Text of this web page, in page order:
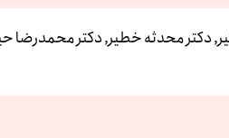
دکتر محدثه خطیر, دکتر محمدرضا